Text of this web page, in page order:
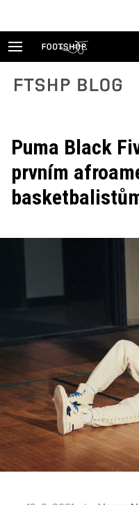
FTSHP blog
Puma Black
prvním